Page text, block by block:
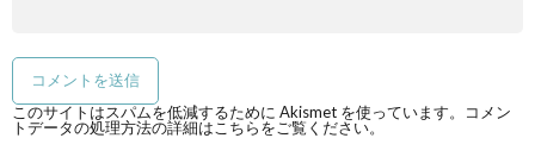
このサイトはスパムを低減するために Akismet を使っています。
コメン
トデータの処理方法の詳細はこちらをご覧ください。